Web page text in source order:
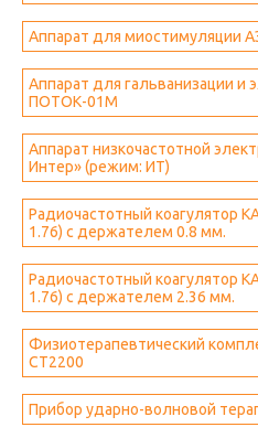
Аппарат для миостимуляции
Аппарат для гальванизации и
ПОТОК-01М
Аппарат низкочастотной
Интер» (режим: ИТ)
Радиочастотный
1.76) с держателем 0.8 мм.
Радиочастотный
1.76) с держателем 2.36 мм.
Физиотерапевтический
CT2200
Прибор ударно-волновой